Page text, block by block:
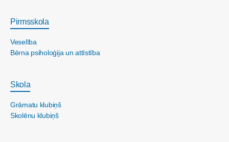
Pirmsskola
Veselība
Bērna psiholoģija un attīstība
Skola
Grāmatu klubiņš
Skolēnu klubiņš